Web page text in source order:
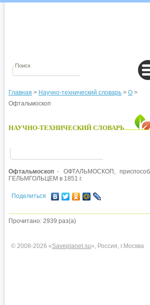
Главная > Научно-технический словарь > О >
Офтальмоскоп
НАУЧНО-ТЕХНИЧЕСКИЙ СЛОВАРЬ
Офтальмоскоп - ОФТАЛЬМОСКОП,
ГЕЛЬМГОЛЬЦЕМ в 1851 г.
Поделиться
Прочитано: 2939 раз(а)
© 2008-2026 «Saveplanet.su», Россия, г.Москва